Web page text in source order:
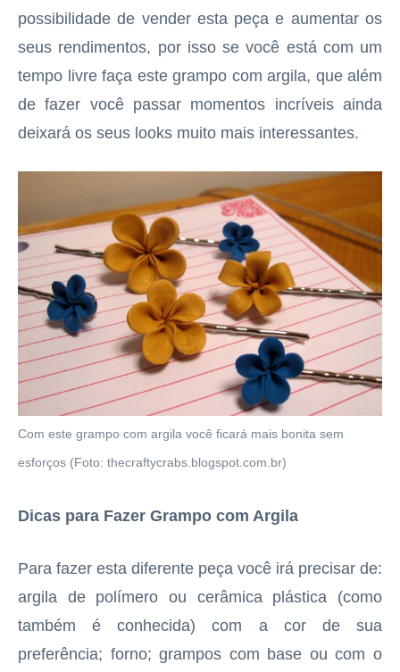
possibilidade de vender esta peça e aumentar os
seus rendimentos, por isso se você está com um
tempo livre faça este grampo com argila, que além
de fazer você passar momentos incríveis ainda
deixará os seus looks muito mais interessantes.
Com este grampo com argila você ficará mais bonita sem
esforços (Foto: thecraftycrabs.blogspot.com.br)
Dicas para Fazer Grampo com Argila
Para fazer esta diferente peça você irá precisar de:
argila de polímero ou cerâmica plástica (como
também é conhecida) com a cor de sua
preferência; forno; grampos com base ou com o